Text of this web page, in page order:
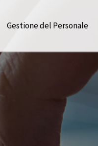
Gestione del Personale